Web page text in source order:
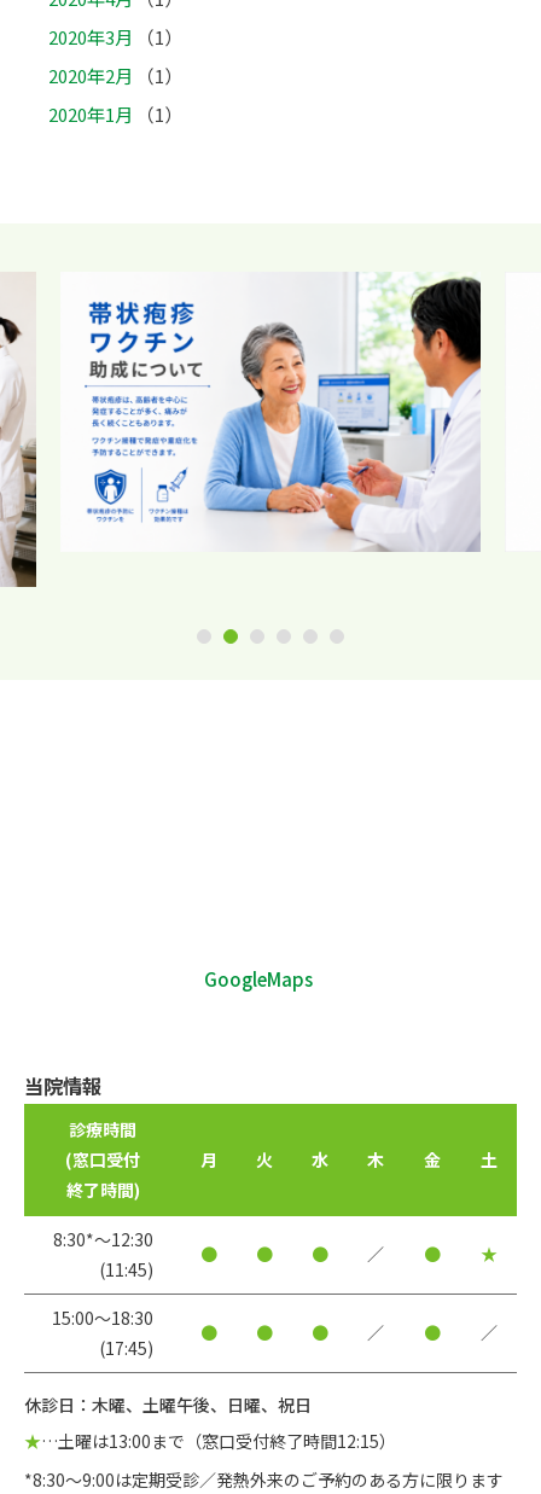
2020年3月
（1）
2020年2月
（1）
2020年1月
（1）
1 2 3 4 5 6
GoogleMaps
当院情報
診療時間
(窓口受付
終了時間)
月 火 水 木 金 土
8:30*〜12:30
(11:45)
● ● ● ／ ● ★
15:00〜18:30
(17:45)
● ● ● ／ ● ／
休診日：木曜、土曜午後、日曜、祝日
★…土曜は13:00まで（窓口受付終了時間12:15）
*8:30～9:00は定期受診／発熱外来のご予約のある方に限ります